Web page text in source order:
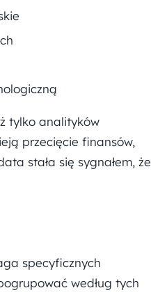
tylko analityków
przecięcie finansów,
stała się sygnałem, że
specyficznych
według tych